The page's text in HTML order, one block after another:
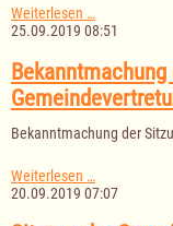
Weiterlesen …Sitzung
der
am
15.10.2019
25.09.2019 08:51
Bekanntmachung der
Weiterlesen …
der
20.09.2019 07:07